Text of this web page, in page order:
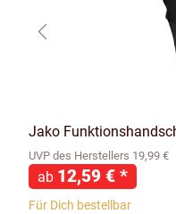
Jako
UVP des Herstellers 19,99 €
ab 12,59 € *
Für Dich bestellbar